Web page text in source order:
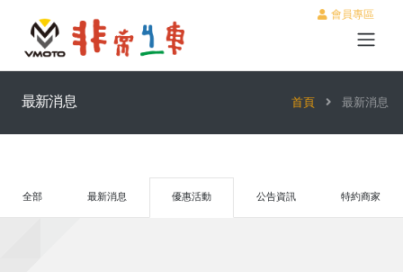
會員專區
最新消息 首頁 最新消息
全部 最新消息 優惠活動 公告資訊 特約商家